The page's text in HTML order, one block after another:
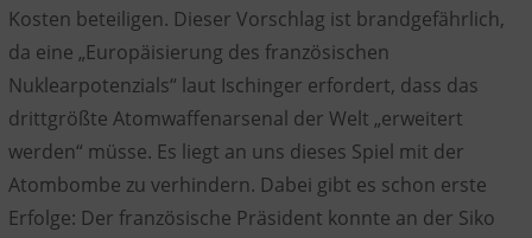
Kosten beteiligen. Dieser Vorschlag ist brandgefährlich,
da eine „Europäisierung des französischen
Nuklearpotenzials“ laut Ischinger erfordert, dass das
drittgrößte Atomwaffenarsenal der Welt „erweitert
werden“ müsse. Es liegt an uns dieses Spiel mit der
Atombombe zu verhindern. Dabei gibt es schon erste
Erfolge: Der französische Präsident konnte an der Siko